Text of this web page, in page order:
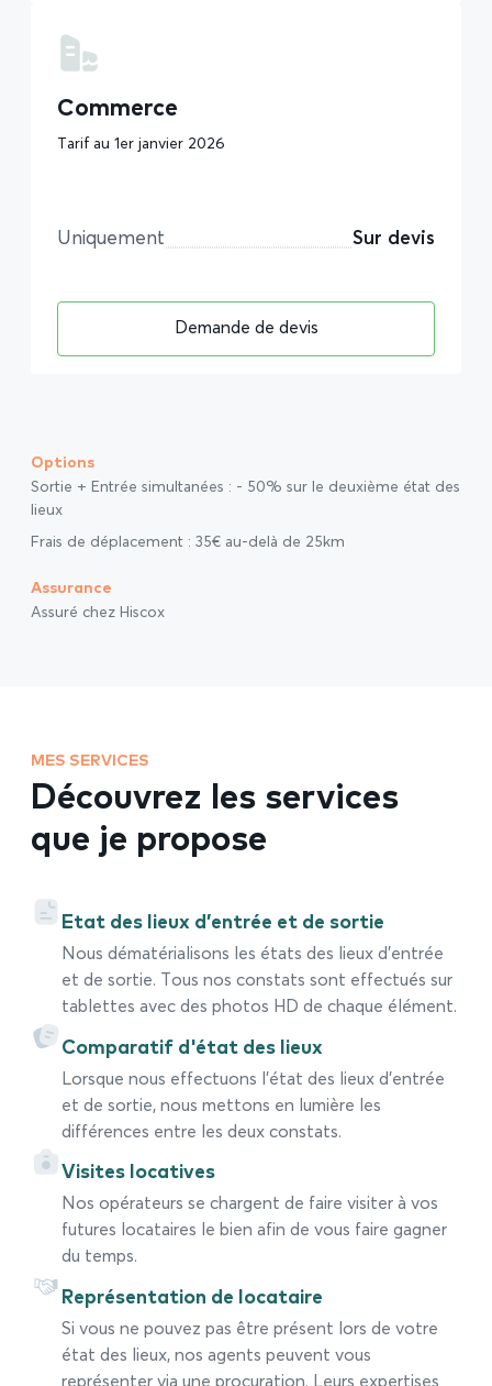
Commerce
Tarif au 1er janvier 2026
Uniquement Sur devis
Demande de devis
Options
Sortie + Entrée simultanées : - 50% sur le deuxième état des
lieux
Frais de déplacement : 35€ au-delà de 25km
Assurance
Assuré chez Hiscox
MES SERVICES
Découvrez les services
que je propose
Etat des lieux d’entrée et de sortie
Nous dématérialisons les états des lieux d’entrée
et de sortie. Tous nos constats sont effectués sur
tablettes avec des photos HD de chaque élément.
Comparatif d'état des lieux
Lorsque nous effectuons l’état des lieux d’entrée
et de sortie, nous mettons en lumière les
différences entre les deux constats.
Visites locatives
Nos opérateurs se chargent de faire visiter à vos
futures locataires le bien afin de vous faire gagner
du temps.
Représentation de locataire
Si vous ne pouvez pas être présent lors de votre
état des lieux, nos agents peuvent vous
représenter via une procuration. Leurs expertises